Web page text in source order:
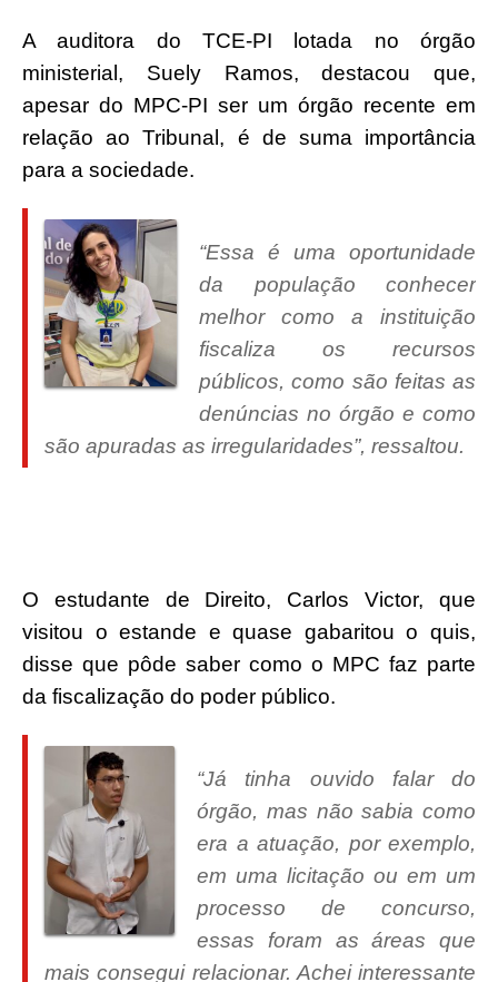
A auditora do TCE-PI lotada no órgão
ministerial, Suely Ramos, destacou que,
apesar do MPC-PI ser um órgão recente em
relação ao Tribunal, é de suma importância
para a sociedade.
“Essa é uma oportunidade
da população conhecer
melhor como a instituição
fiscaliza os recursos
públicos, como são feitas as
denúncias no órgão e como
são apuradas as irregularidades”, ressaltou.
O estudante de Direito, Carlos Victor, que
visitou o estande e quase gabaritou o quis,
disse que pôde saber como o MPC faz parte
da fiscalização do poder público.
“Já tinha ouvido falar do
órgão, mas não sabia como
era a atuação, por exemplo,
em uma licitação ou em um
processo de concurso,
essas foram as áreas que
mais consegui relacionar. Achei interessante